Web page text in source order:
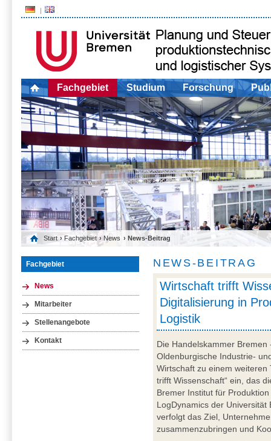
Fachgebiet Studium Forschung
Start › Fachgebiet › News › News-Beitrag
Fachgebiet
News
Mitarbeiter
Stellenangebote
Kontakt
NEWS-BEITRAG
Wirtschaft trifft
Digitalisierung in
Logistik
Die Handelskammer
Oldenburgische Industrie-
Wirtschaft zu einem weiteren
trifft Wissenschaft“ ein, das
Bremer Institut für
LogDynamics der
verfolgt das Ziel,
zusammenzubringen und